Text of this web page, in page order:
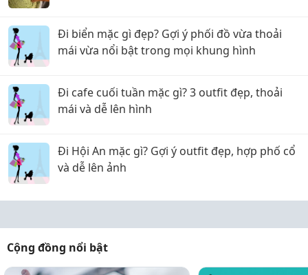
Đi biển mặc gì đẹp? Gợi ý phối đồ vừa thoải
mái vừa nổi bật trong mọi khung hình
Đi cafe cuối tuần mặc gì? 3 outfit đẹp, thoải
mái và dễ lên hình
Đi Hội An mặc gì? Gợi ý outfit đẹp, hợp phố cổ
và dễ lên ảnh
Cộng đồng nổi bật